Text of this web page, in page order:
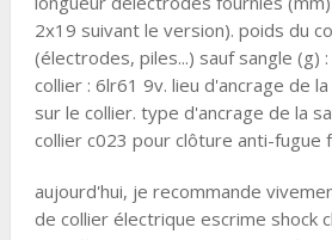
2x19 suivant le version). poids du
(électrodes, piles...) sauf sangle (g)
collier : 6lr61 9v. lieu d'ancrage de
sur le collier. type d'ancrage de la
collier c023 pour clôture anti-fugue
aujourd'hui, je recommande
de collier électrique escrime shock